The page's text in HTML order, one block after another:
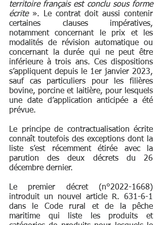
territoire français est conclu sous forme
écrite ». Le contrat doit aussi contenir
certaines clauses impératives,
notamment concernant le prix et les
modalités de révision automatique ou
concernant la durée qui ne peut être
inférieure à trois ans. Ces dispositions
s’appliquent depuis le 1er janvier 2023,
sauf cas particuliers pour les filières
bovine, porcine et laitière, pour lesquels
une date d’application anticipée a été
prévue.
Le principe de contractualisation écrite
connaît toutefois des exceptions dont la
liste s’est récemment étirée avec la
parution des deux décrets du 26
décembre dernier.
Le premier décret (n°2022-1668)
introduit un nouvel article R. 631-6-1
dans le Code rural et de la pêche
maritime qui liste les produits et